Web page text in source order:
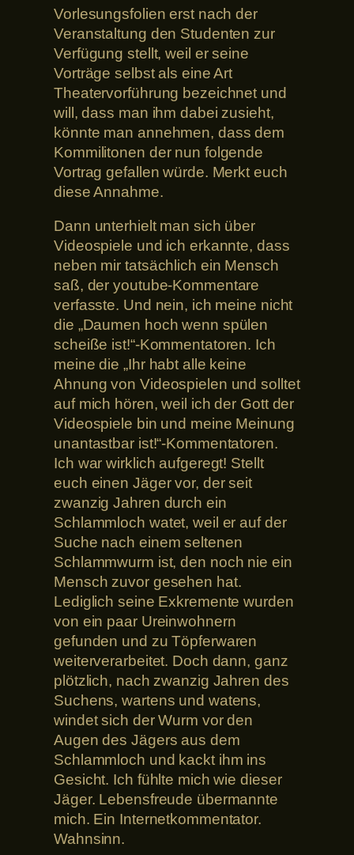
Vorlesungsfolien erst nach der
Veranstaltung den Studenten zur
Verfügung stellt, weil er seine
Vorträge selbst als eine Art
Theatervorführung bezeichnet und
will, dass man ihm dabei zusieht,
könnte man annehmen, dass dem
Kommilitonen der nun folgende
Vortrag gefallen würde. Merkt euch
diese Annahme.
Dann unterhielt man sich über
Videospiele und ich erkannte, dass
neben mir tatsächlich ein Mensch
saß, der youtube-Kommentare
verfasste. Und nein, ich meine nicht
die „Daumen hoch wenn spülen
scheiße ist!“-Kommentatoren. Ich
meine die „Ihr habt alle keine
Ahnung von Videospielen und solltet
auf mich hören, weil ich der Gott der
Videospiele bin und meine Meinung
unantastbar ist!“-Kommentatoren.
Ich war wirklich aufgeregt! Stellt
euch einen Jäger vor, der seit
zwanzig Jahren durch ein
Schlammloch watet, weil er auf der
Suche nach einem seltenen
Schlammwurm ist, den noch nie ein
Mensch zuvor gesehen hat.
Lediglich seine Exkremente wurden
von ein paar Ureinwohnern
gefunden und zu Töpferwaren
weiterverarbeitet. Doch dann, ganz
plötzlich, nach zwanzig Jahren des
Suchens, wartens und watens,
windet sich der Wurm vor den
Augen des Jägers aus dem
Schlammloch und kackt ihm ins
Gesicht. Ich fühlte mich wie dieser
Jäger. Lebensfreude übermannte
mich. Ein Internetkommentator.
Wahnsinn.